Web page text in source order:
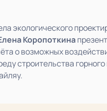
экологического
Коропоткина
о возможных
строительства горного